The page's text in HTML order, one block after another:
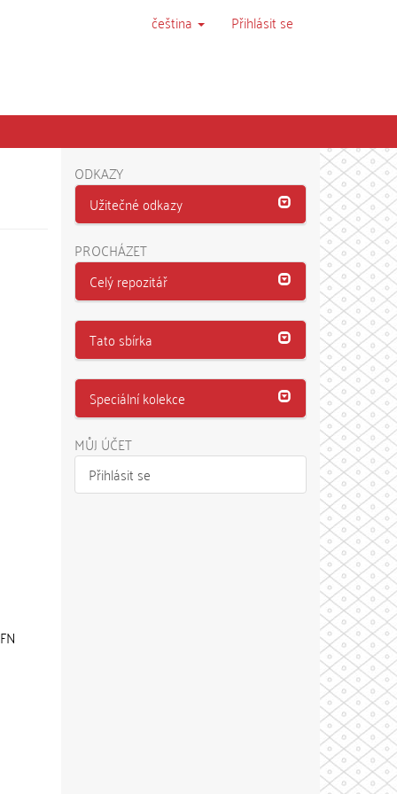
čeština Přihlásit se
ODKAZY
Užitečné odkazy
PROCHÁZET
Celý repozitář
Tato sbírka
Speciální kolekce
MŮJ ÚČET
Přihlásit se